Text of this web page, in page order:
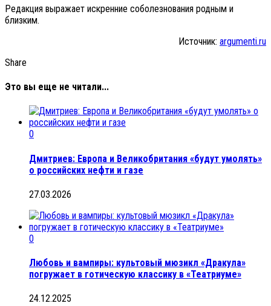
Редакция выражает искренние соболезнования родным и
близким.
Источник: argumenti.ru
Share
Это вы еще не читали...
0
Дмитриев: Европа и Великобритания «будут умолять»
о российских нефти и газе
27.03.2026
0
Любовь и вампиры: культовый мюзикл «Дракула»
погружает в готическую классику в «Театриуме»
24.12.2025